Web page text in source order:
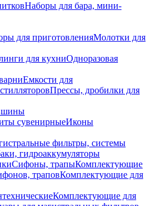
Наборы для бара, мини-
для приготовленияМолотки для
для кухниОдноразовая
Емкости для
Прессы, дробилки для
сувенирныеИконы
фильтры, системы
гидроаккумуляторы
Сифоны, трапыКомплектующие
траповКомплектующие для
Комплектующие для